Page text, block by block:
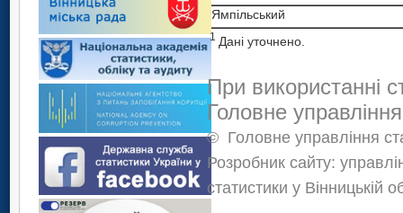
Ямпільський
1 Дані уточнено.
При використанні
Головне
© Головне управління
Розробник сайту:
статистики у Вінницькій